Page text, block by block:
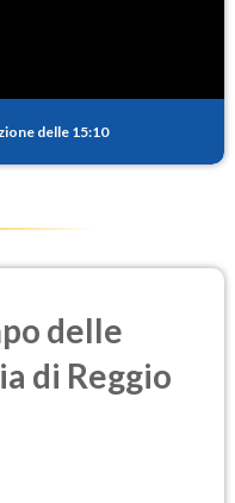
delle 15:10
delle
di Reggio